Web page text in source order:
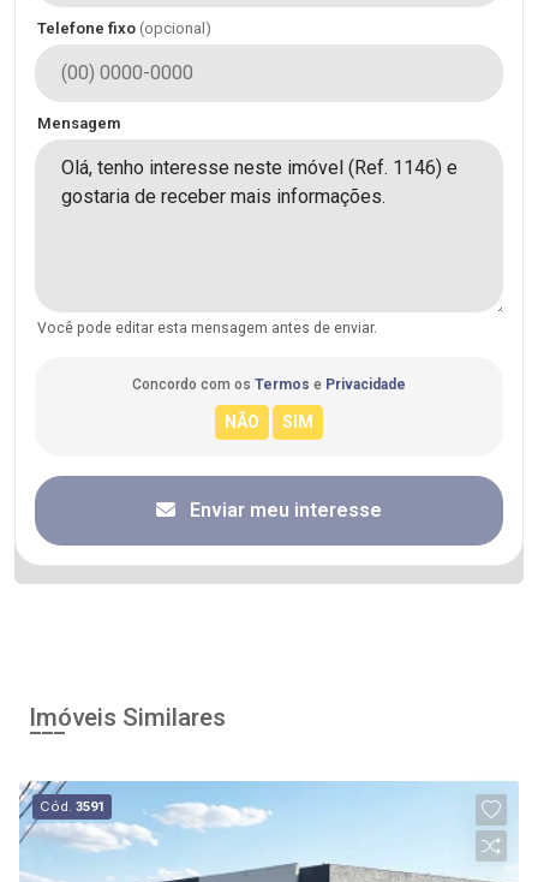
Telefone fixo (opcional)
Mensagem
Você pode editar esta mensagem antes de enviar.
Concordo com os Termos e Privacidade
Enviar meu interesse
Imóveis Similares
Cód.3591